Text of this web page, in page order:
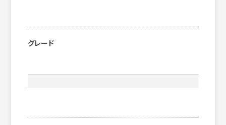
グレード